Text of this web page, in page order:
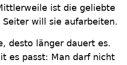
ist die geliebte
Seiter will sie aufarbeiten.
desto länger dauert es.
es passt: Man darf nicht